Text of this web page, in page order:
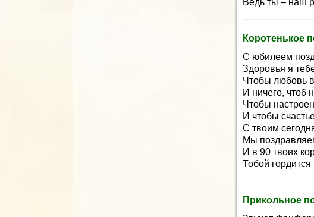
Ведь ты – наш
Коротенькое
С юбилеем
Здоровья я
Чтобы любовь
И ничего, чтоб
Чтобы
И чтобы
С твоим
Мы
И в 90 твоих
Тобой гордится
Прикольное